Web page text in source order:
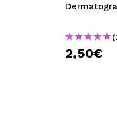
2,50€